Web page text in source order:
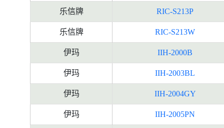
乐信牌 RIC-S213P
乐信牌 RIC-S213W
伊玛 IIH-2000B
伊玛 IIH-2003BL
伊玛 IIH-2004GY
伊玛 IIH-2005PN